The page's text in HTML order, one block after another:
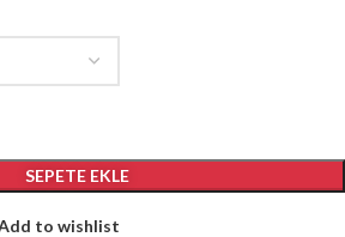
SEPETE EKLE
to wishlist